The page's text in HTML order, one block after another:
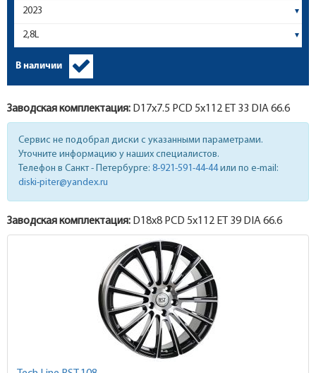
В наличии
Заводская комплектация: D17x7.5 PCD 5x112 ET 33 DIA 66.6
Сервис не подобрал диски с указанными параметрами.
Уточните информацию у наших специалистов.
Телефон в Санкт - Петербурге: 8-921-591-44-44или по e-mail:
diski-piter@yandex.ru
Заводская комплектация: D18x8 PCD 5x112 ET 39 DIA 66.6